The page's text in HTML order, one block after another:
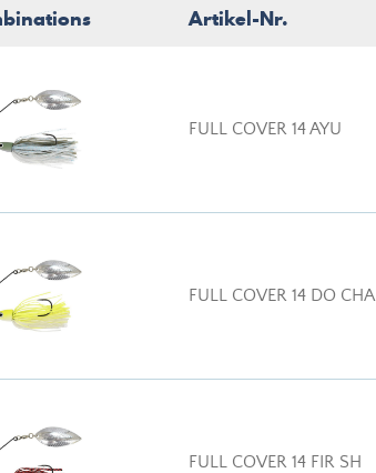
Artikel-Nr.
FULL COVER 14 AYU
FULL COVER 14 DO CHA
FULL COVER 14 FIR SH